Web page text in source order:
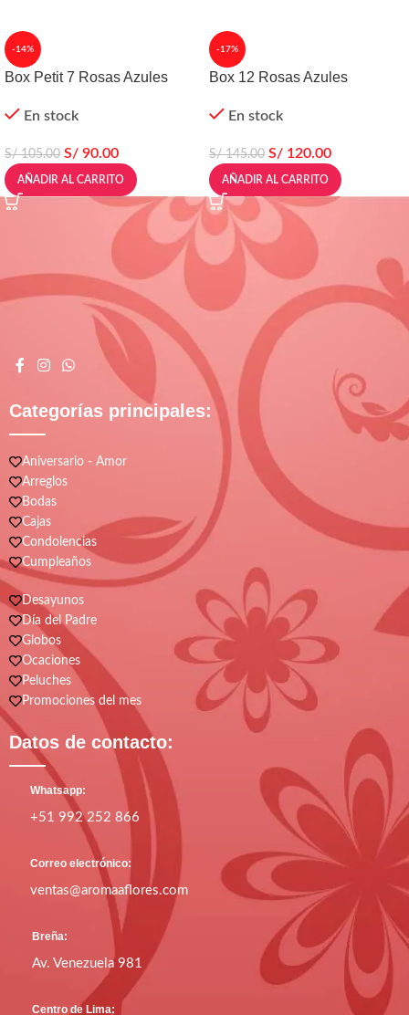
-14%
Box Petit 7 Rosas Azules
En stock
S/105.00 S/ 90.00
AÑADIR AL CARRITO
-17%
Box 12 Rosas Azules
En stock
S/145.00 S/ 120.00
AÑADIR AL CARRITO
Categorías principales:
Aniversario - Amor
Arreglos
Bodas
Cajas
Condolencias
Cumpleaños
Desayunos
Día del Padre
Globos
Ocaciones
Peluches
Promociones del mes
Datos de contacto:
Whatsapp:
+51 992 252 866
Correo electrónico:
ventas@aromaaflores.com
Breña:
Av. Venezuela 981
Centro de Lima: